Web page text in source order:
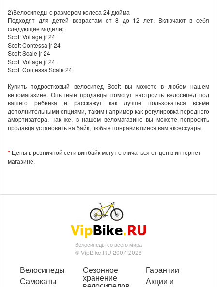
2)Велосипеды с размером колеса 24 дюйма
Подходят для детей возрастам от 8 до 12 лет. Включают в себя
следующие модели:
Scott Voltage jr 24
Scott Contessa jr 24
Scott Scale jr 24
Scott Voltage jr 24
Scott Contessa Scale 24
Купить подростковый велосипед Scott вы можете в любом нашем
веломагазине. Опытные продавцы помогут настроить велосипед под
вашего ребенка и расскажут как лучше пользоваться всеми
дополнительными опциями, таким например как регулировка переднего
амортизатора. Так же, в нашем веломагазине вы можете попросить
продавца установить на байк, любые понравившиеся вам аксессуары.
* Цены в розничной сети випбайк могут отличаться от цен в интернет
магазине.
Велосипеды со всего мира
© VipBike.RU 2007-2026
Велосипеды
Самокаты
Сезонное
хранение
Гарантии
Акции и